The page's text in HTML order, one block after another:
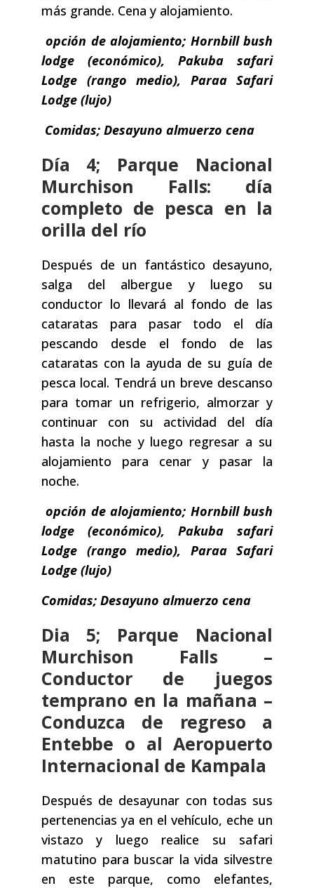
más grande. Cena y alojamiento.
opción de alojamiento; Hornbill bush
lodge (económico), Pakuba safari
Lodge (rango medio), Paraa Safari
Lodge (lujo)
Comidas; Desayuno almuerzo cena
Día 4; Parque Nacional
Murchison Falls: día
completo de pesca en la
orilla del río
Después de un fantástico desayuno,
salga del albergue y luego su
conductor lo llevará al fondo de las
cataratas para pasar todo el día
pescando desde el fondo de las
cataratas con la ayuda de su guía de
pesca local. Tendrá un breve descanso
para tomar un refrigerio, almorzar y
continuar con su actividad del día
hasta la noche y luego regresar a su
alojamiento para cenar y pasar la
noche.
opción de alojamiento; Hornbill bush
lodge (económico), Pakuba safari
Lodge (rango medio), Paraa Safari
Lodge (lujo)
Comidas; Desayuno almuerzo cena
Dia 5; Parque Nacional
Murchison Falls –
Conductor de juegos
temprano en la mañana –
Conduzca de regreso a
Entebbe o al Aeropuerto
Internacional de Kampala
Después de desayunar con todas sus
pertenencias ya en el vehículo, eche un
vistazo y luego realice su safari
matutino para buscar la vida silvestre
en este parque, como elefantes,